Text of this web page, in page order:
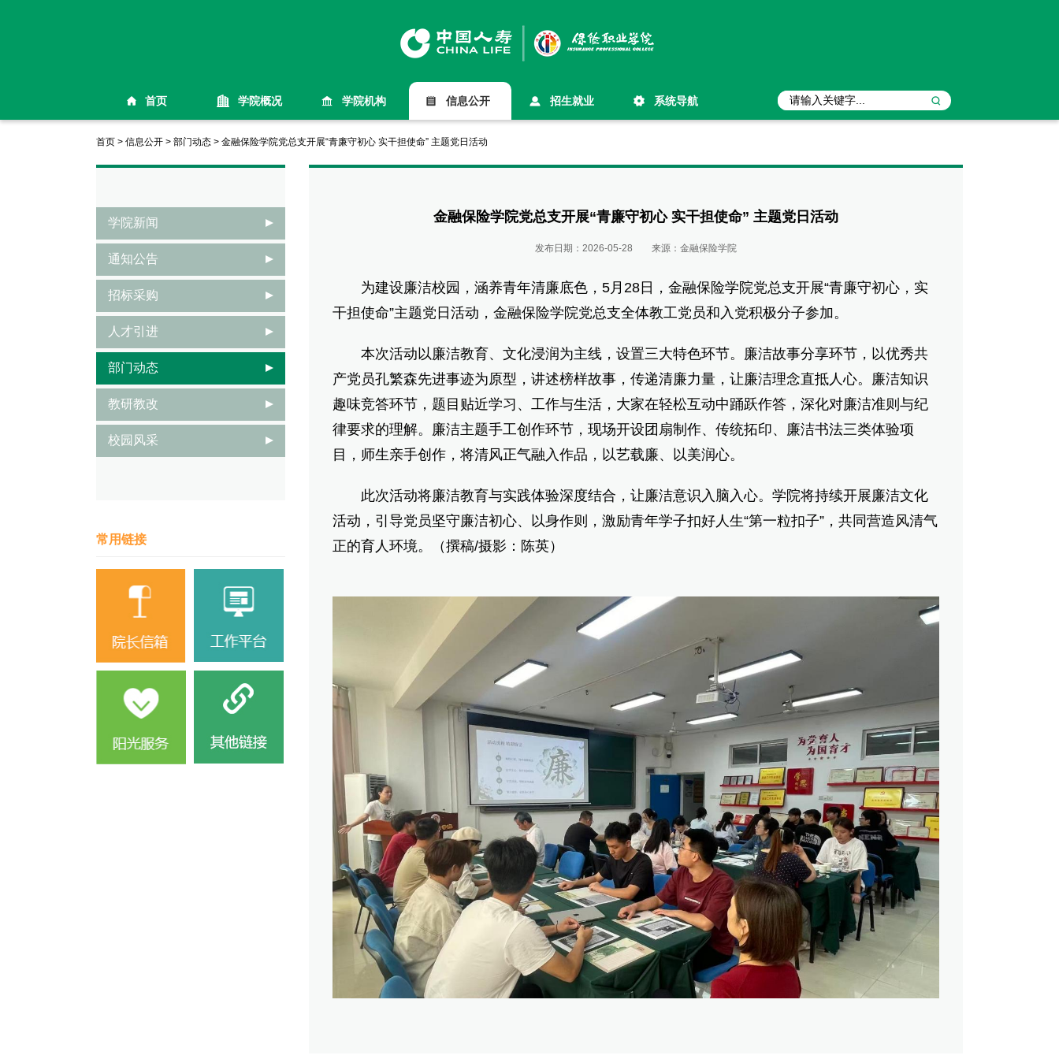
首页 学院概况 学院机构 信息公开 招生就业 系统导航
首页 > 信息公开 > 部门动态 > 金融保险学院党总支开展“青廉守初心 实干担使命” 主题党日活动
金融保险学院党总支开展“青廉守初心 实干担使命” 主题党日活动
发布日期： 2026-05-28 来源： 金融保险学院
为建设廉洁校园，涵养青年清廉底色，5月28日，金融保险学院党总支开展“青廉守初心，实
干担使命”主题党日活动，金融保险学院党总支全体教工党员和入党积极分子参加。
本次活动以廉洁教育、文化浸润为主线，设置三大特色环节。廉洁故事分享环节，以优秀共
产党员孔繁森先进事迹为原型，讲述榜样故事，传递清廉力量，让廉洁理念直抵人心。廉洁知识
趣味竞答环节，题目贴近学习、工作与生活，大家在轻松互动中踊跃作答，深化对廉洁准则与纪
律要求的理解。廉洁主题手工创作环节，现场开设团扇制作、传统拓印、廉洁书法三类体验项
目，师生亲手创作，将清风正气融入作品，以艺载廉、以美润心。
此次活动将廉洁教育与实践体验深度结合，让廉洁意识入脑入心。学院将持续开展廉洁文化
活动，引导党员坚守廉洁初心、以身作则，激励青年学子扣好人生“第一粒扣子”，共同营造风清气
正的育人环境。（撰稿/摄影：陈英）
学院新闻
通知公告
招标采购
人才引进
部门动态
教研教改
校园风采
常用链接